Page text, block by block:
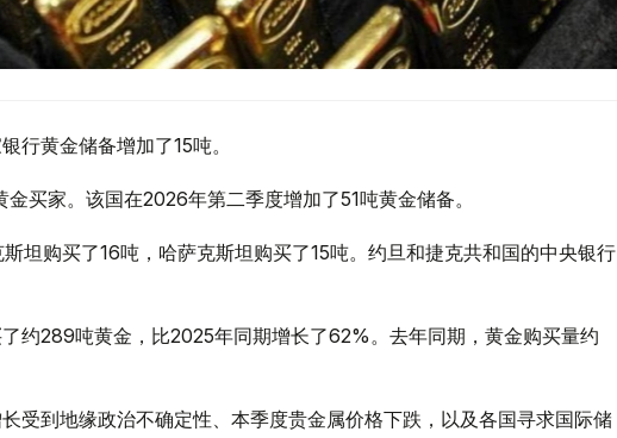
行黄金储备增加了15吨。
买家。该国在2026年第二季度增加了51吨黄金储备。
坦购买了16吨，哈萨克斯坦购买了15吨。约旦和捷克共和国的中央银行
约289吨黄金，比2025年同期增长了62%。去年同期，黄金购买量约
受到地缘政治不确定性、本季度贵金属价格下跌，以及各国寻求国际储